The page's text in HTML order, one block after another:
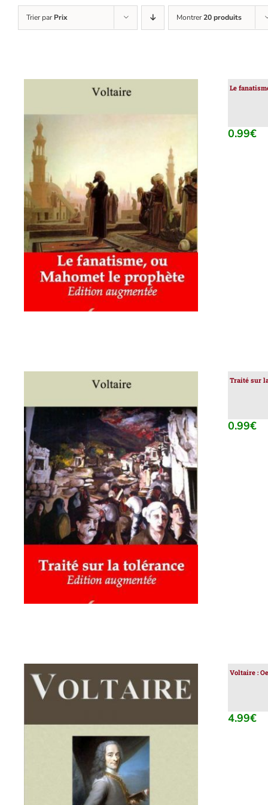
Trier parPrix Montrer20 produits
AJOUTER AU PANIER / DÉTAILS
Le
0.99€
AJOUTER AU PANIER / DÉTAILS
Traité sur
0.99€
AJOUTER AU PANIER
Voltaire :
4.99€